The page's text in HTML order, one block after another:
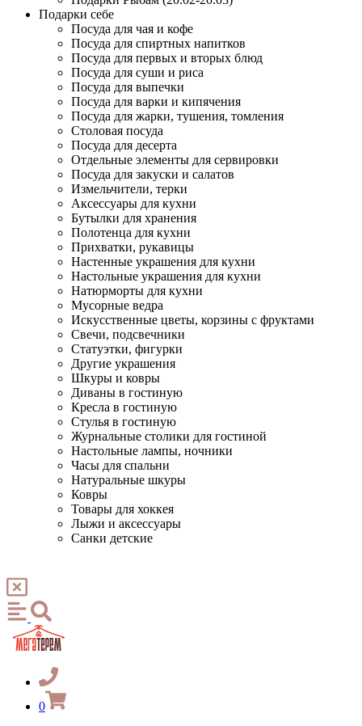
Подарки себе
Посуда для чая и кофе
Посуда для спиртных напитков
Посуда для первых и вторых блюд
Посуда для суши и риса
Посуда для выпечки
Посуда для варки и кипячения
Посуда для жарки, тушения, томления
Столовая посуда
Посуда для десерта
Отдельные элементы для сервировки
Посуда для закуски и салатов
Измельчители, терки
Аксессуары для кухни
Бутылки для хранения
Полотенца для кухни
Прихватки, рукавицы
Настенные украшения для кухни
Настольные украшения для кухни
Натюрморты для кухни
Мусорные ведра
Искусственные цветы, корзины с фруктами
Свечи, подсвечники
Статуэтки, фигурки
Другие украшения
Шкуры и ковры
Диваны в гостиную
Кресла в гостиную
Стулья в гостиную
Журнальные столики для гостиной
Настольные лампы, ночники
Часы для спальни
Натуральные шкуры
Ковры
Товары для хоккея
Лыжи и аксессуары
Санки детские
0